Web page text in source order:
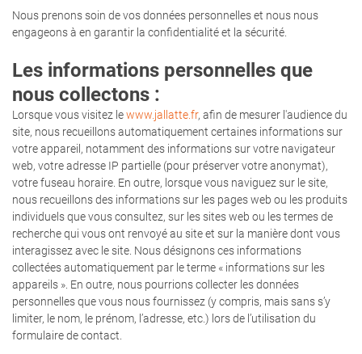
Nous prenons soin de vos données personnelles et nous nous
engageons à en garantir la confidentialité et la sécurité.
Les informations personnelles que
nous collectons :
Lorsque vous visitez lewww.jallatte.fr, afin de mesurer l'audience du
site, nous recueillons automatiquement certaines informations sur
votre appareil, notamment des informations sur votre navigateur
web, votre adresse IP partielle (pour préserver votre anonymat),
votre fuseau horaire. En outre, lorsque vous naviguez sur le site,
nous recueillons des informations sur les pages web ou les produits
individuels que vous consultez, sur les sites web ou les termes de
recherche qui vous ont renvoyé au site et sur la manière dont vous
interagissez avec le site. Nous désignons ces informations
collectées automatiquement par le terme « informations sur les
appareils ». En outre, nous pourrions collecter les données
personnelles que vous nous fournissez (y compris, mais sans s’y
limiter, le nom, le prénom, l’adresse, etc.) lors de l’utilisation du
formulaire de contact.